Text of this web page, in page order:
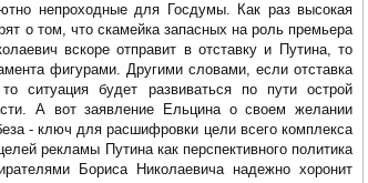
непроходные для Госдумы. Как раз высокая
о том, что скамейка запасных на роль премьера
вскоре отправит в отставку и Путина, то
фигурами. Другими словами, если отставка
ситуация будет развиваться по пути острой
А вот заявление Ельцина о своем желании
- ключ для расшифровки цели всего комплекса
рекламы Путина как перспективного политика
Бориса Николаевича надежно хоронит